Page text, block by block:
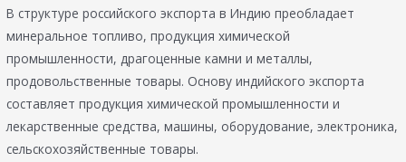
В структуре российского экспорта в Индию преобладает
минеральное топливо, продукция химической
промышленности, драгоценные камни и металлы,
продовольственные товары. Основу индийского экспорта
составляет продукция химической промышленности и
лекарственные средства, машины, оборудование, электроника,
сельскохозяйственные товары.